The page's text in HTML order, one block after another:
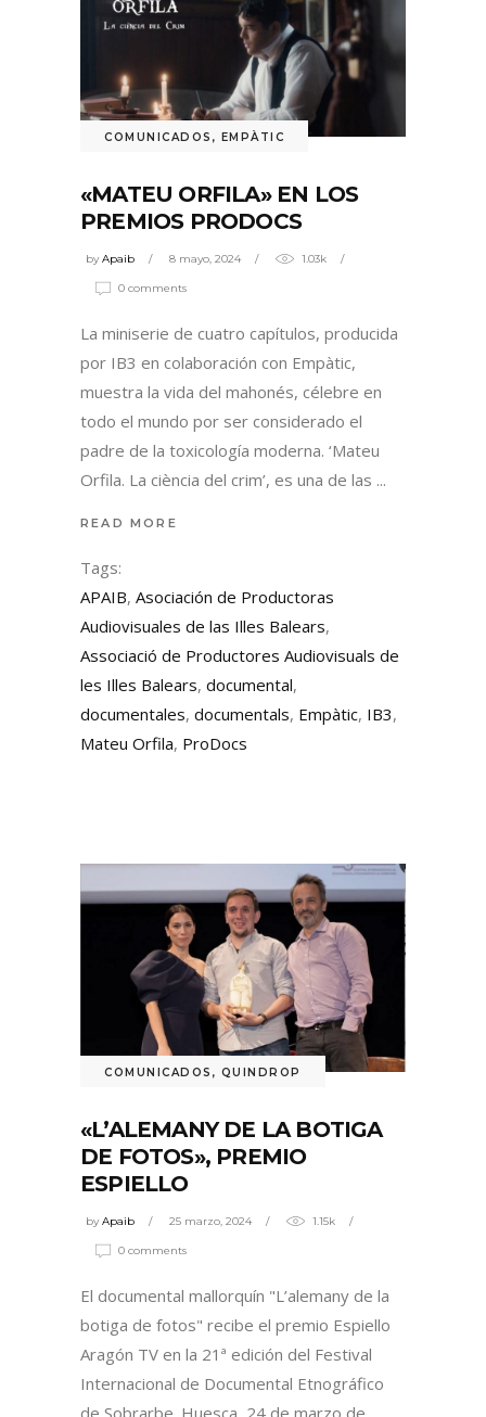
COMUNICADOS , EMPÀTIC
«MATEU ORFILA» EN LOS
PREMIOS PRODOCS
byApaib 8 mayo, 2024 1.03k
0 comments
La miniserie de cuatro capítulos, producida
por IB3 en colaboración con Empàtic,
muestra la vida del mahonés, célebre en
todo el mundo por ser considerado el
padre de la toxicología moderna. ‘Mateu
Orfila. La ciència del crim’, es una de las
READ MORE
Tags:
APAIB, Asociación de Productoras
Audiovisuales de las Illes Balears,
Associació de Productores Audiovisuals de
les Illes Balears, documental,
documentales, documentals, Empàtic, IB3,
Mateu Orfila, ProDocs
COMUNICADOS , QUINDROP
«L’ALEMANY DE LA BOTIGA
DE FOTOS», PREMIO
ESPIELLO
byApaib 25 marzo, 2024 1.15k
0 comments
El documental mallorquín "L’alemany de la
botiga de fotos" recibe el premio Espiello
Aragón TV en la 21ª edición del Festival
Internacional de Documental Etnográfico